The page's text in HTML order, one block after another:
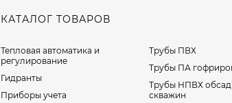
КАТАЛОГ ТОВАРОВ
Тепловая автоматика и
регулирование
Гидранты
Приборы учета
Трубы ПВХ
Трубы ПА
Трубы НПВХ
скважин